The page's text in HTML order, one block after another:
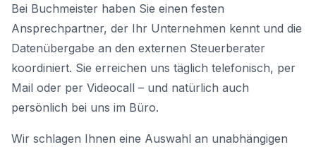
Bei Buchmeister haben Sie einen festen
Ansprechpartner, der Ihr Unternehmen kennt und die
Datenübergabe an den externen Steuerberater
koordiniert. Sie erreichen uns täglich telefonisch, per
Mail oder per Videocall – und natürlich auch
persönlich bei uns im Büro.
Wir schlagen Ihnen eine Auswahl an unabhängigen